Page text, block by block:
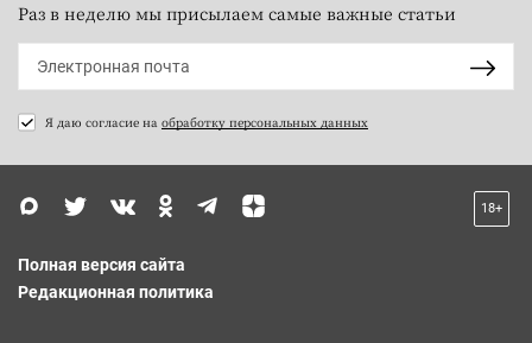
Раз в неделю мы присылаем самые важные статьи
Я даю согласие на обработку персональных данных
18+
Полная версия сайта
Редакционная политика